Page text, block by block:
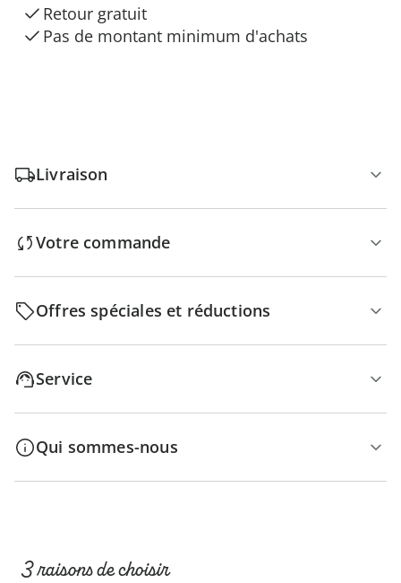
Retour gratuit
Pas de montant minimum d'achats
Livraison
Votre commande
Offres spéciales et réductions
Service
Qui sommes-nous
3 raisons de choisir